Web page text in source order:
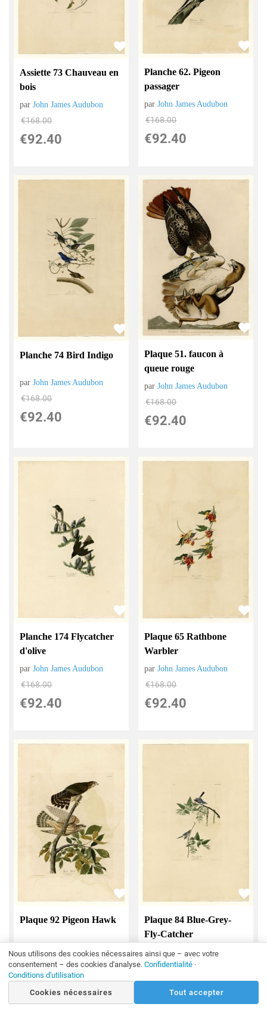
Assiette 73 Chauveau en
bois
parJohn James Audubon
€168.00
€92.40
Planche 62. Pigeon
passager
parJohn James Audubon
€168.00
€92.40
Planche 74 Bird Indigo
parJohn James Audubon
€168.00
€92.40
Plaque 51. faucon à
queue rouge
parJohn James Audubon
€168.00
€92.40
Planche 174 Flycatcher
d'olive
parJohn James Audubon
€168.00
€92.40
Plaque 65 Rathbone
Warbler
parJohn James Audubon
€168.00
€92.40
Plaque 92 Pigeon Hawk
€168.00
€92.40
Plaque 84 Blue-Grey-
Fly-Catcher
parJohn James Audubon
€168.00
92.40
Nous utilisons des cookies nécessaires ainsi que – avec votre
consentement – des cookies d'analyse. Confidentialité ·
Conditions d'utilisation
Cookies nécessaires
Tout accepter